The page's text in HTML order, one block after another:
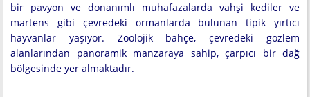
bir pavyon ve donanımlı muhafazalarda vahşi kediler ve
martens gibi çevredeki ormanlarda bulunan tipik yırtıcı
hayvanlar yaşıyor. Zoolojik bahçe, çevredeki gözlem
alanlarından panoramik manzaraya sahip, çarpıcı bir dağ
bölgesinde yer almaktadır.